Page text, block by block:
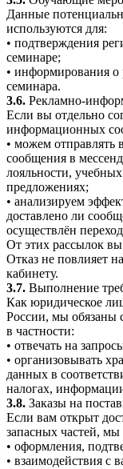
Данные
используются для:
• подтверждения
семинаре;
• информирования о
семинара.
3.6. Рекламно-
Если вы отдельно
информационных
• можем отправлять
сообщения в
лояльности,
предложениях;
• анализируем
доставлено ли
осуществлён
От этих рассылок
Отказ не повлияет
кабинету.
3.7. Выполнение
Как юридическое
России, мы обязаны
в частности:
• отвечать на
• организовывать
данных в
налогах,
3.8. Заказы на
Если вам открыт
запасных частей,
• оформления,
• взаимодействия с